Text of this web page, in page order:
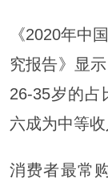
《2020年中
究报告》显
26-35岁的占
六成为中等收
消费者最常